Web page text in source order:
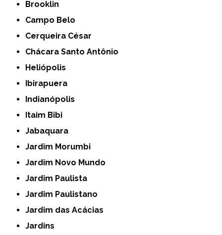
Brooklin
Campo Belo
Cerqueira César
Chácara Santo Antônio
Heliópolis
Ibirapuera
Indianópolis
Itaim Bibi
Jabaquara
Jardim Morumbi
Jardim Novo Mundo
Jardim Paulista
Jardim Paulistano
Jardim das Acácias
Jardins